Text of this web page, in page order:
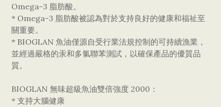
Omega-3 脂肪酸。
* Omega-3 脂肪酸被認為對於支持良好的健康和福祉至
關重要。
* BIOGLAN 魚油僅源自受行業法規控制的可持續漁業，
並經過嚴格的汞和多氯聯苯測試，以確保產品的優質品
質。
BIOGLAN 無味超級魚油雙倍強度 2000：
* 支持大腦健康